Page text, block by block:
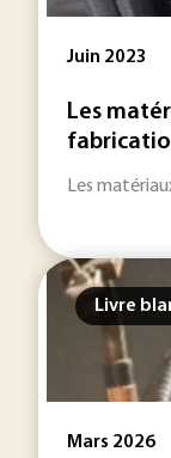
Juin 2023
Les
Les
Livre
Mars 2026